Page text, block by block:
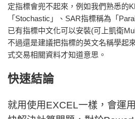
定指標會兜不起來，例如我們熟悉的
「Stochastic」、SAR指標稱為「
已有指標中文化可以安裝(可上凱衛
不過還是建議把指標的英文名稱學起
式交易相關資料才知道意思。
快速結論
就用使用EXCEL一樣，會運